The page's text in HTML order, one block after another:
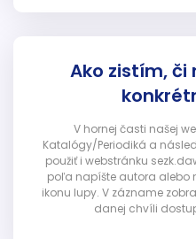
Ako zistím,
V hornej časti našej
Katalógy/Periodiká a
použiť i webstránku
poľa napíšte autora alebo
ikonu lupy. V zázname
danej chvíli